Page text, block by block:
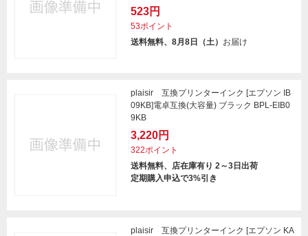
523円
53ポイント
送料無料、8月8日（土） お届け
plaisir 互換プリンターインク [エプソン IB
09KB]電卓互換(大容量) ブラック BPL-EIB0
9KB
3,220円
322ポイント
送料無料、店在庫有り 2～3日出荷
定期購入申込で3%引き
plaisir 互換プリンターインク [エプソン KA